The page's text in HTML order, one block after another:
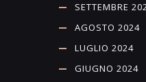
SETTEMBRE
AGOSTO 2024
LUGLIO 2024
GIUGNO 2024